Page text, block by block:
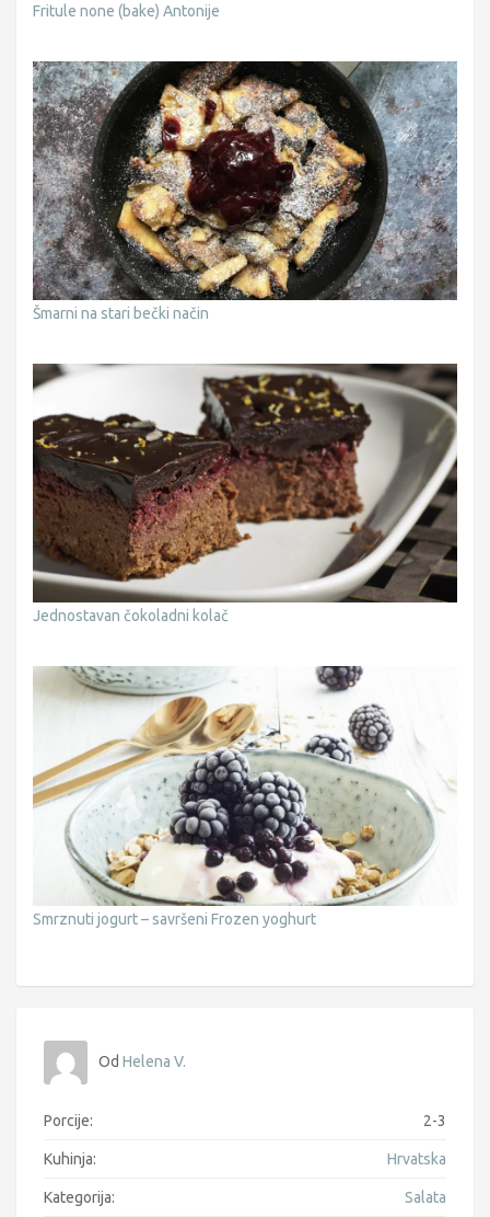
Fritule none (bake) Antonije
Šmarni na stari bečki način
Jednostavan čokoladni kolač
Smrznuti jogurt – savršeni Frozen yoghurt
Od Helena V.
Porcije: 2-3
Kuhinja: Hrvatska
Kategorija: Salata